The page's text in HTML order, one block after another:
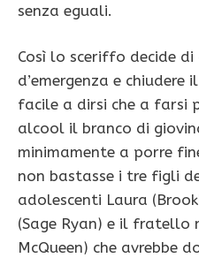
senza eguali.
Così lo sceriffo decide
d’emergenza e
facile a dirsi che a farsi
alcool il branco di
minimamente a porre
non bastasse i tre figli
adolescenti Laura
(Sage Ryan) e il fratello
McQueen) che avrebbe